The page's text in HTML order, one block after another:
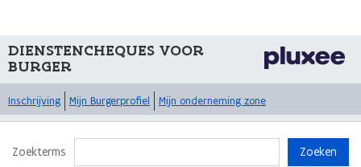
DIENSTENCHEQUES VOOR
BURGER
Inschrijving Mijn Burgerprofiel Mijn onderneming zone
Zoekterms Zoeken